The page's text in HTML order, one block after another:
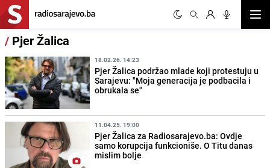
/ Pjer Žalica
18.02.26. 14:23
Pjer Žalica podržao mlade koji protestuju u
Sarajevu: "Moja generacija je podbacila i
obrukala se"
11.04.25. 19:00
Pjer Žalica za Radiosarajevo.ba: Ovdje
samo korupcija funkcioniše. O Titu danas
mislim bolje